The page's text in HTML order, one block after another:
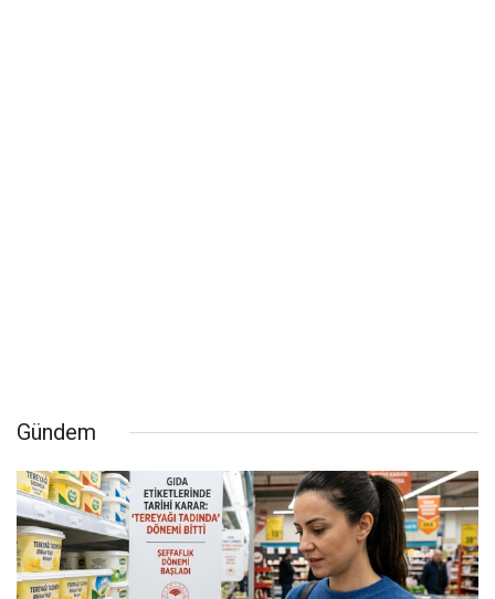
Gündem